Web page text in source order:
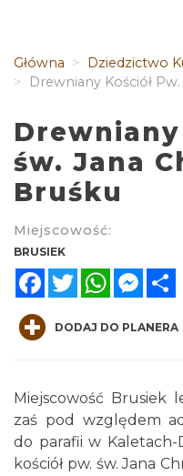
Główna
Dziedzictwo
Drewniany Kościół
Drewniany
św. Jana
Bruśku
Miejscowość:
BRUSIEK
FacebookTwitterWhatsApp
DODAJ DO PLANERA
Miejscowość Brusiek
zaś pod względem
do parafii w
kościół pw. św. Jana